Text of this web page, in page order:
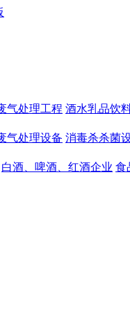
气处理工程 酒水乳品饮
气处理设备 消毒杀杀菌
白酒、啤酒、红酒企业 食